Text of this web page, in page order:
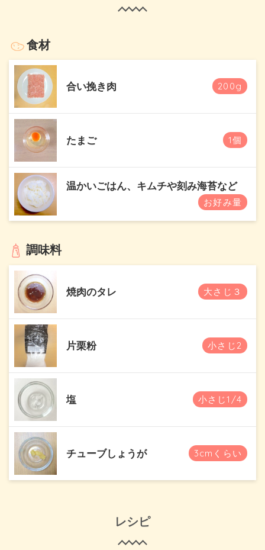
食材
合い挽き肉 200g
たまご 1個
温かいごはん、キムチや刻み海苔など
お好み量
調味料
焼肉のタレ 大さじ３
片栗粉 小さじ2
塩 小さじ1/4
チューブしょうが 3cmくらい
レシピ